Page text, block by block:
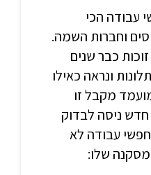
עבודה הכי
וחברות השמה.
כבר שנים
ונראה כאילו
מקבל זו
ניסה לבדוק
עבודה לא
שלו: